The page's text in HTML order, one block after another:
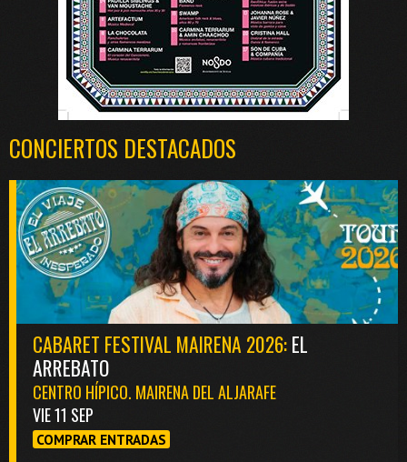
CONCIERTOS DESTACADOS
CABARET FESTIVAL MAIRENA 2026:EL
ARREBATO
CENTRO HÍPICO. MAIRENA DEL ALJARAFE
VIE 11 SEP
COMPRAR ENTRADAS